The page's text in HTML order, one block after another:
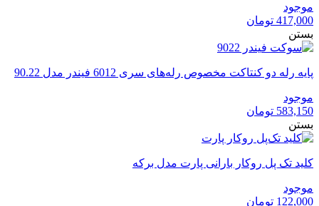
موجود
417,000 تومان
بستن
پایه رله دو کنتاکت مخصوص رله‌های سری 6012 فیندر مدل 90.22
موجود
583,150 تومان
بستن
کلید تک پل روکار بارانی پارت مدل برکه
موجود
122,000 تومان